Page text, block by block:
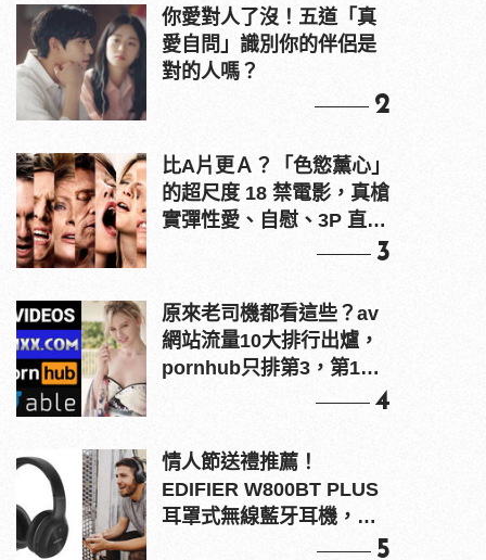
你愛對人了沒！五道「真
愛自問」識別你的伴侶是
對的人嗎？
2
比A片更Ａ？「色慾薰心」
的超尺度 18 禁電影，真槍
實彈性愛、自慰、3P 直接
3
原來老司機都看這些？av
網站流量10大排行出爐，
pornhub只排第3，第1名
4
情人節送禮推薦！
EDIFIER W800BT PLUS
耳罩式無線藍牙耳機，在
5